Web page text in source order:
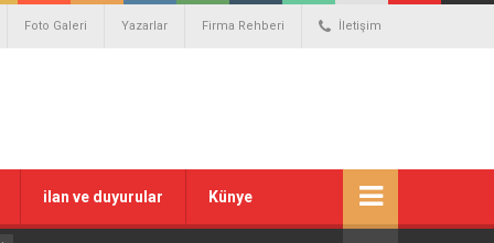
Foto Galeri Yazarlar Firma Rehberi İletişim
ilan ve duyurular Künye